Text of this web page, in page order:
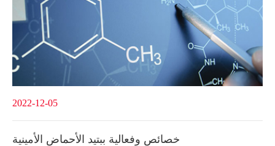
2022-12-05
خصائص وفعالية ببتيد الأحماض الأمينية